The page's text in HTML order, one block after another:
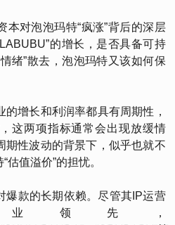
本对泡泡玛特“疯涨”背后的深层
的增长，是否具备可持
绪”散去，泡泡玛特又该如何保
增长和利润率都具有周期性，
这两项指标通常会出现放缓情
期性波动的背景下，似乎也就不
值溢价”的担忧。
爆款的长期依赖。尽管其IP运营
领先，